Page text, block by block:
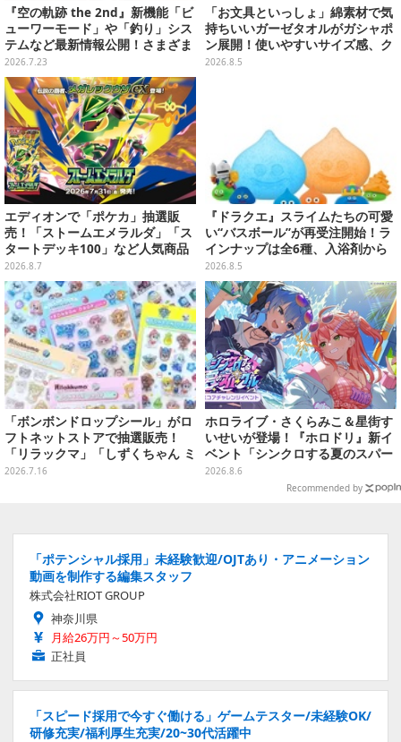
『空の軌跡 the 2nd』新機能「ビ
ューワーモード」や「釣り」シス
テムなど最新情報公開！さまざま
なシチュエーションで鑑賞＆撮影
可能
2026.7.23
「お文具といっしょ」綿素材で気
持ちいいガーゼタオルがガシャポ
ン展開！使いやすいサイズ感、ク
ールな和柄や可愛らしいお寿司な
2026.8.5
エディオンで「ポケカ」抽選販
売！「ストームエメラルダ」「ス
タートデッキ100」など人気商品
が対象
2026.8.7
『ドラクエ』スライムたちの可愛
い“バスボール”が再受注開始！ラ
インナップは全6種、入浴剤から
モンスターのフィギュアが出てく
る
2026.8.5
「ボンボンドロップシール」がロ
フトネットストアで抽選販売！
「リラックマ」「しずくちゃん ミ
ニ」など全12種をラインナップ
2026.7.16
ホロライブ・さくらみこ＆星街す
いせいが登場！『ホロドリ』新イ
ベント「シンクロする夏のスパー
クル」開催決定ーmiCometのイ
ベントメモリーや楽曲などが新た
2026.8.6
Recommended by
「ポテンシャル採用」未経験歓迎/OJTあり・アニメーション
動画を制作する編集スタッフ
株式会社RIOT GROUP
神奈川県
月給26万円～50万円
正社員
「スピード採用で今すぐ働ける」ゲームテスター/未経験OK/
研修充実/福利厚生充実/20~30代活躍中